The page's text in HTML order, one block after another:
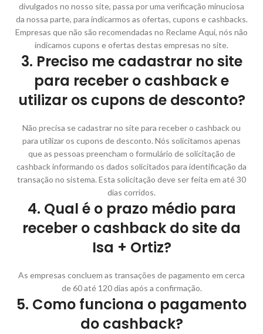
divulgados no nosso site, passa por uma verificação minuciosa
da nossa parte, para indicarmos as ofertas, cupons e cashbacks.
Empresas que não são recomendadas no Reclame Aqui, nós não
indicamos cupons e ofertas destas empresas no site.
3. Preciso me cadastrar no site
para receber o cashback e
utilizar os cupons de desconto?
Não precisa se cadastrar no site para receber o cashback ou
para utilizar os cupons de desconto. Nós solicitamos apenas
que as pessoas preencham o formulário de solicitação de
cashback informando os dados solicitados para identificação da
transação no sistema. Esta solicitação deve ser feita em até 30
dias corridos.
4. Qual é o prazo médio para
receber o cashback do site da
Isa + Ortiz?
As empresas concluem as transações de pagamento em cerca
de 60 até 120 dias após a confirmação.
5. Como funciona o pagamento
do cashback?